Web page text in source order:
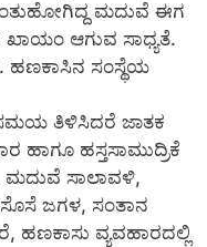
ಮದುವೆ ಈಗ
ಆಗುವ ಸಾಧ್ಯತೆ.
ಸಂಸ್ಥೆಯ
ಸಮಯ ತಿಳಿಸಿದರೆ ಜಾತಕ
ಹಾಗೂ ಹಸ್ತಸಾಮುದ್ರಿಕೆ
ಸಾಲಾವಳಿ,
ಜಗಳ, ಸಂತಾನ
ಹಣಕಾಸು ವ್ಯವಹಾರದಲ್ಲಿ